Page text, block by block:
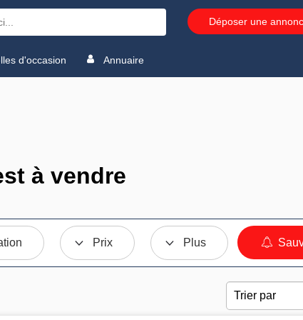
Déposer une
d'occasion Annuaire
à vendre
Prix Plus